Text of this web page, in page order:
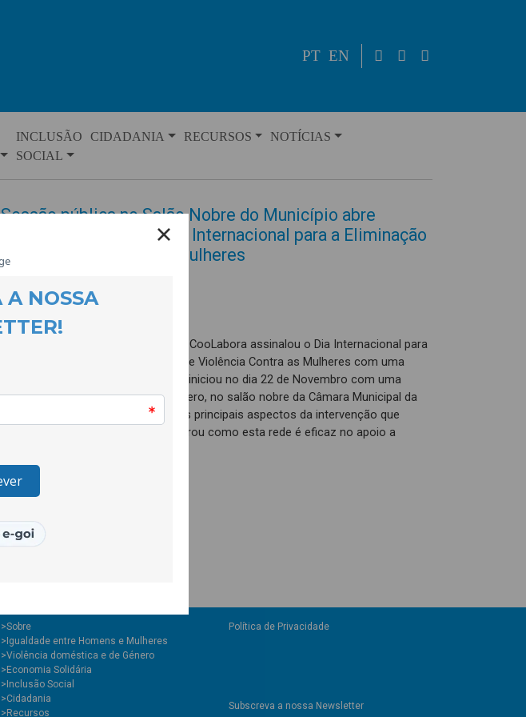
PT EN
INCLUSÃO
SOCIAL
CIDADANIA RECURSOS NOTÍCIAS
Sessão pública no Salão Nobre do Município abre
semana que assinala Dia Internacional para a Eliminação
da Violência Contra as Mulheres
EVENTOS
Mais uma vez, como desde 2010, a CooLabora assinalou o Dia Internacional para
a Eliminação de Todas as Formas de Violência Contra as Mulheres com uma
semana repleta de actividades, que iniciou no dia 22 de Novembro com uma
sessão pública da Rede Violência Zero, no salão nobre da Câmara Municipal da
Covilhã, na qual se apresentaram os principais aspectos da intervenção que
decorreu no último ano e que mostrou como esta rede é eficaz no apoio a
>Sobre
>Igualdade entre Homens e Mulheres
>Violência doméstica e de Género
>Economia Solidária
>Inclusão Social
>Cidadania
>Recursos
Política de Privacidade
Subscreva a nossa Newsletter